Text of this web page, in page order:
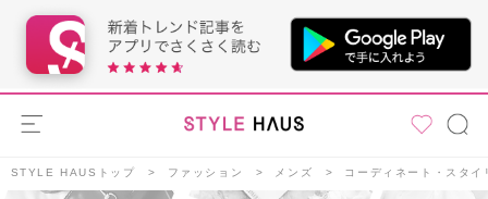
STYLE HAUSトップ ファッション メンズ コーディネート・スタイ